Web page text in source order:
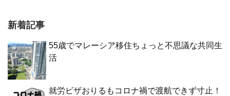
新着記事
55歳でマレーシア移住ちょっと不思議な共同生
活
就労ビザおりるもコロナ禍で渡航できず寸止！